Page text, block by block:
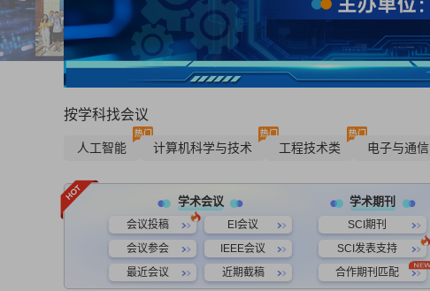
按学科找会议
人工智能 计算机科学与技术 工程技术类 电子与通信
学术会议
会议投稿
EI会议
会议参会
IEEE会议
最近会议
近期截稿
学术期刊
SCI期刊
SCI发表支持
合作期刊匹配